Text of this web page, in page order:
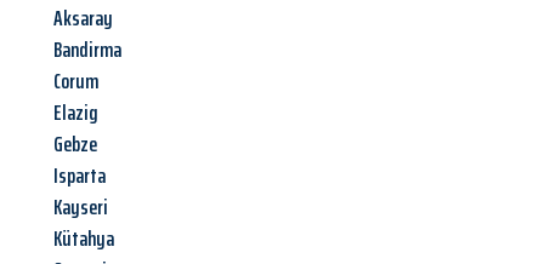
Aksaray
Bandirma
Corum
Elazig
Gebze
Isparta
Kayseri
Kütahya